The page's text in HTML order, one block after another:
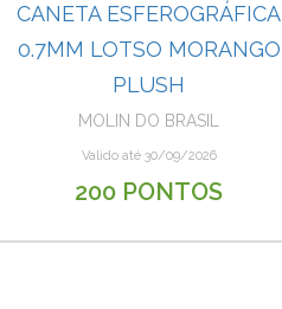
CANETA ESFEROGRÁFICA
0.7MM LOTSO MORANGO
PLUSH
MOLIN DO BRASIL
Valido até 30/09/2026
200 PONTOS